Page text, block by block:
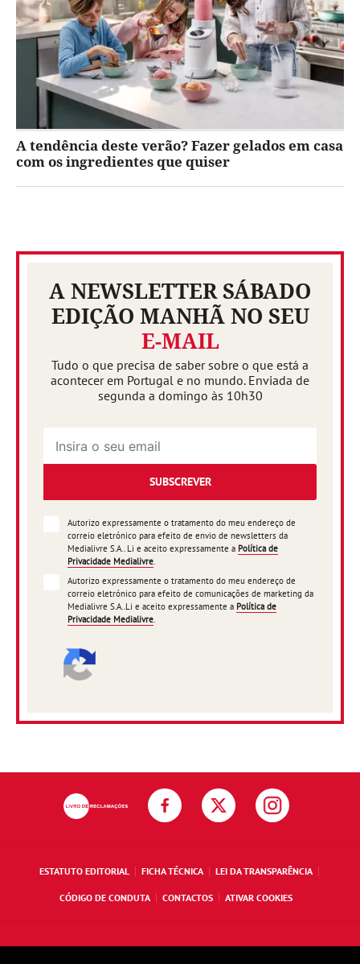
A tendência deste verão? Fazer gelados em casa
com os ingredientes que quiser
A NEWSLETTER SÁBADO
EDIÇÃO MANHÃ NO SEU
E-MAIL
Tudo o que precisa de saber sobre o que está a
acontecer em Portugal e no mundo. Enviada de
segunda a domingo às 10h30
SUBSCREVER
Autorizo expressamente o tratamento do meu endereço de
correio eletrónico para efeito de envio de newsletters da
Medialivre S.A.. Li e aceito expressamente a Política de
Privacidade Medialivre.
Autorizo expressamente o tratamento do meu endereço de
correio eletrónico para efeito de comunicações de marketing da
Medialivre S.A..Li e aceito expressamente a Política de
Privacidade Medialivre.
ESTATUTO EDITORIAL FICHA TÉCNICA LEI DA TRANSPARÊNCIA
CÓDIGO DE CONDUTA CONTACTOS ATIVAR COOKIES